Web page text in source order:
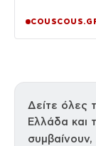
Δείτε όλες
Ελλάδα και
συμβαίνουν,